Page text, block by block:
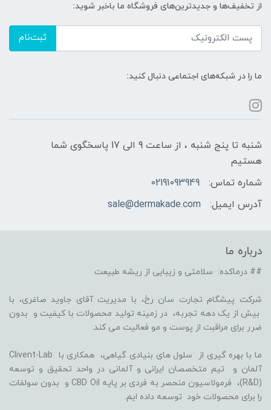
از تخفیف‌ها و جدیدترین‌های فروشگاه ما باخبر شوید:
ثبت‌نام
ما را در شبکه‌های اجتماعی دنبال کنید:
شنبه تا پنج شنبه ، از ساعت 9 الی 17 پاسخگوی شما
هستیم
شماره تماس:
02191093949
آدرس ایمیل:
sale@dermakade.com
درباره ما
## درماکده: سلامتی و زیبایی از ریشه طبیعت
شرکت پیشگام تجارت سان رخ، با مدیریت آقای جاوید صاغری، با
بیش از یک دهه تجربه، در زمینه تولید محصولات با کیفیت و بدون
ضرر برای مراقبت از پوست و مو فعالیت می کند.
ما با بهره گیری از سلول های بنیادی گیاهی، همکاری با Clivent-Lab
آلمان و تیم متخصصان ایرانی و آلمانی در واحد تحقیق و توسعه
(R&D)، فرمولاسیون منحصر به فردی بر پایه CBD Oil و بدون سولفات
را برای محصولات خود توسعه داده ایم.